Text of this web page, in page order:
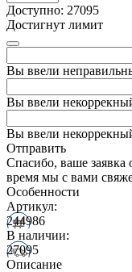
Доступно: 27095
Достигнут лимит
Вы ввели
Вы ввели
Вы ввели
Отправить
Спасибо, ваше
время мы с вами
Особенности
Артикул:
244986
В наличии:
27095
Описание